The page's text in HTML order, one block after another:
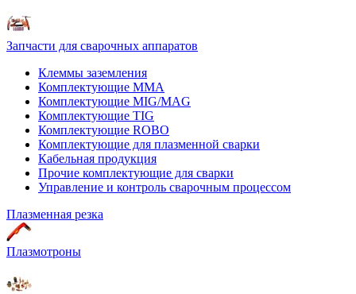
Запчасти для сварочных аппаратов
Клеммы заземления
Комплектующие ММА
Комплектующие MIG/MAG
Комплектующие TIG
Комплектующие ROBO
Комплектующие для плазменной сварки
Кабельная продукция
Прочие комплектующие для сварки
Управление и контроль сварочным процессом
Плазменная резка
Плазмотроны